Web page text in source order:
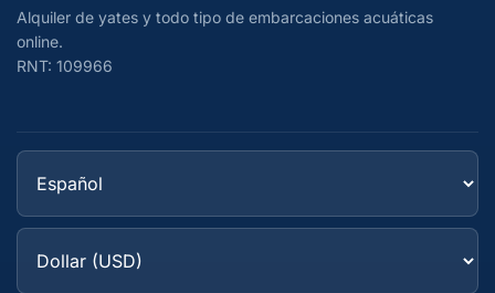
Alquiler de yates y todo tipo de embarcaciones acuáticas
online.
RNT: 109966